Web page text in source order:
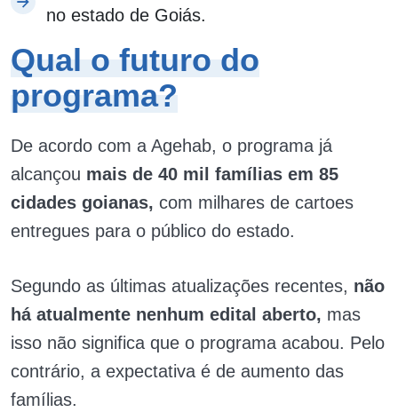
no estado de Goiás.
Qual o futuro do
programa?
De acordo com a Agehab, o programa já
alcançou mais de 40 mil famílias em 85
cidades goianas, com milhares de cartoes
entregues para o público do estado.
Segundo as últimas atualizações recentes, não
há atualmente nenhum edital aberto, mas
isso não significa que o programa acabou. Pelo
contrário, a expectativa é de aumento das
famílias.